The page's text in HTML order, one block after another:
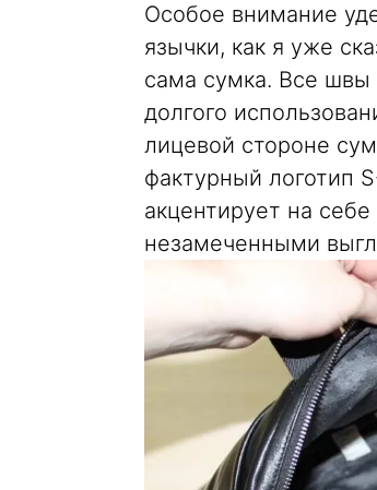
Особое внимание
язычки, как я уже
сама сумка. Все
долгого
лицевой стороне
фактурный логотип
акцентирует на
незамеченными